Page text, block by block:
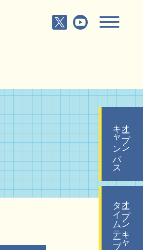
オープン
キャンパス
タイムテーブル